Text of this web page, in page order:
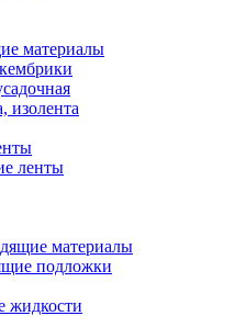
материалы
изолента
ленты
материалы
подложки
жидкости